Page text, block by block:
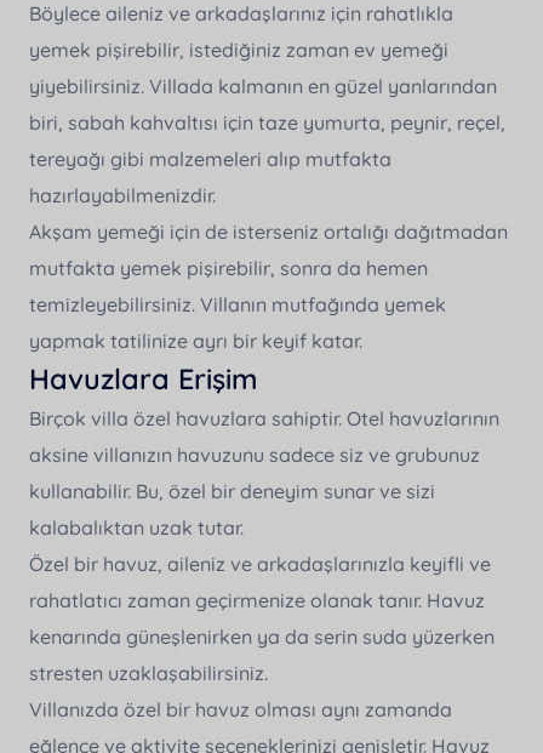
Böylece aileniz ve arkadaşlarınız için rahatlıkla
yemek pişirebilir, istediğiniz zaman ev yemeği
yiyebilirsiniz. Villada kalmanın en güzel yanlarından
biri, sabah kahvaltısı için taze yumurta, peynir, reçel,
tereyağı gibi malzemeleri alıp mutfakta
hazırlayabilmenizdir.
Akşam yemeği için de isterseniz ortalığı dağıtmadan
mutfakta yemek pişirebilir, sonra da hemen
temizleyebilirsiniz. Villanın mutfağında yemek
yapmak tatilinize ayrı bir keyif katar.
Havuzlara Erişim
Birçok villa özel havuzlara sahiptir. Otel havuzlarının
aksine villanızın havuzunu sadece siz ve grubunuz
kullanabilir. Bu, özel bir deneyim sunar ve sizi
kalabalıktan uzak tutar.
Özel bir havuz, aileniz ve arkadaşlarınızla keyifli ve
rahatlatıcı zaman geçirmenize olanak tanır. Havuz
kenarında güneşlenirken ya da serin suda yüzerken
stresten uzaklaşabilirsiniz.
Villanızda özel bir havuz olması aynı zamanda
eğlence ve aktivite seçeneklerinizi genişletir. Havuz